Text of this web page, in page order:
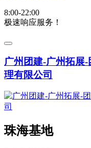
8:00-22:00
极速响应服务！
广州团建-广州拓展
理有限公司
珠海基地